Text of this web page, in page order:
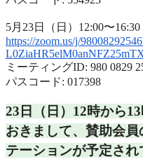
5月23日（日）12:00〜16:30
https://zoom.us/j/
ミーティングID: 980 0829
パスコード: 017398
23日（日）12時から13
おきまして、 賛助会員
テーションが予定され